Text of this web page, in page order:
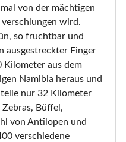
von der mächtigen
wird.
so fruchtbar und
ausgestreckter Finger
Kilometer aus dem
Namibia heraus und
nur 32 Kilometer
Büffel,
von Antilopen und
verschiedene